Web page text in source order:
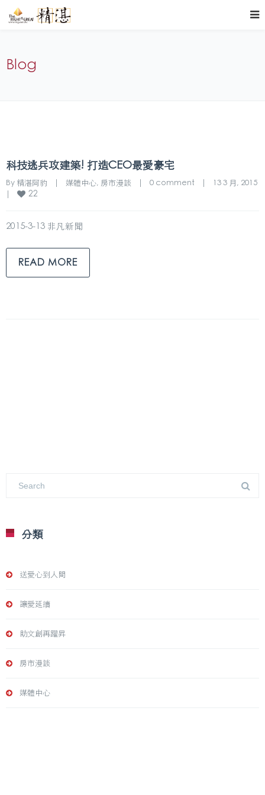
Blog
科技逃兵攻建築! 打造CEO最愛豪宅
By 精湛阿豹 媒體中心, 房市漫談 0 comment
22
2015-3-13 非凡新聞
READ MORE
分類
送愛心到人間
讓愛延續
助文創再躍昇
房市漫談
媒體中心